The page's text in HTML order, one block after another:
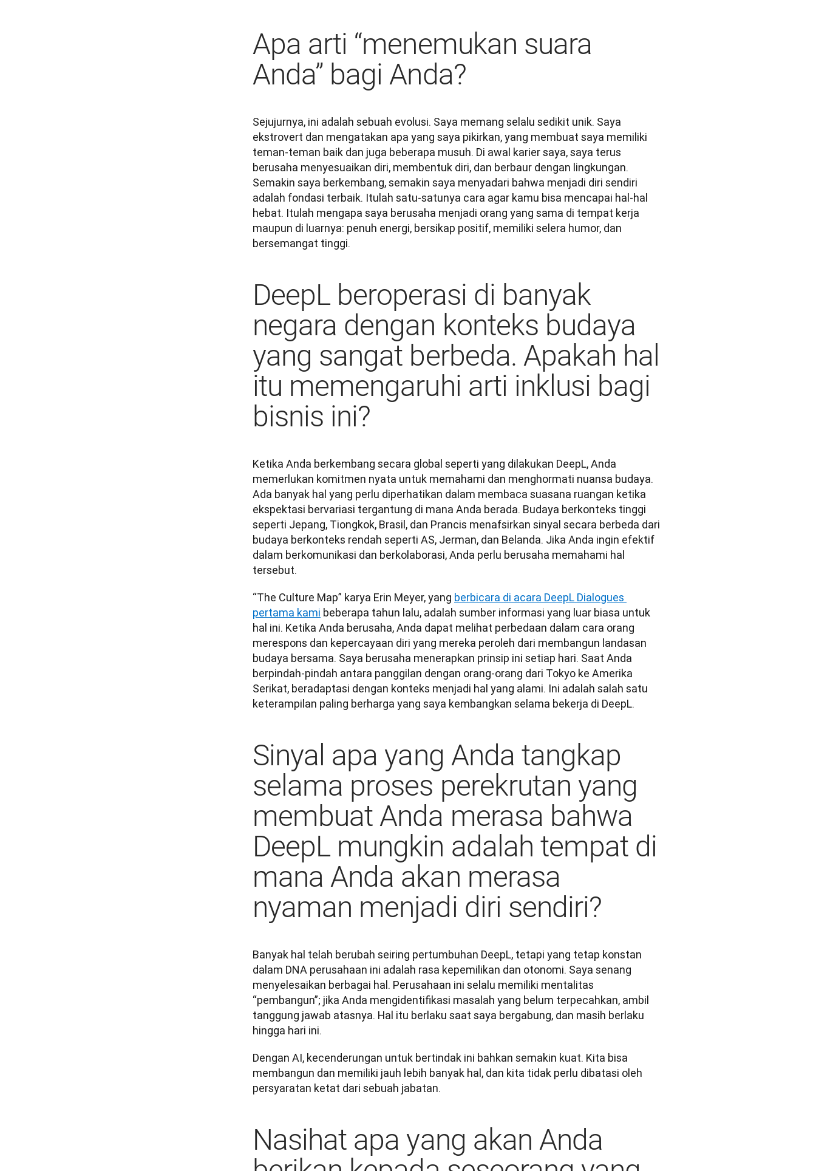
Apa arti “menemukan suara
Anda” bagi Anda?
Sejujurnya, ini adalah sebuah evolusi. Saya memang selalu sedikit unik. Saya
ekstrovert dan mengatakan apa yang saya pikirkan, yang membuat saya memiliki
teman-teman baik dan juga beberapa musuh. Di awal karier saya, saya terus
berusaha menyesuaikan diri, membentuk diri, dan berbaur dengan lingkungan.
Semakin saya berkembang, semakin saya menyadari bahwa menjadi diri sendiri
adalah fondasi terbaik. Itulah satu-satunya cara agar kamu bisa mencapai hal-hal
hebat. Itulah mengapa saya berusaha menjadi orang yang sama di tempat kerja
maupun di luarnya: penuh energi, bersikap positif, memiliki selera humor, dan
bersemangat tinggi.
DeepL beroperasi di banyak
negara dengan konteks budaya
yang sangat berbeda. Apakah hal
itu memengaruhi arti inklusi bagi
bisnis ini?
Ketika Anda berkembang secara global seperti yang dilakukan DeepL, Anda
memerlukan komitmen nyata untuk memahami dan menghormati nuansa budaya.
Ada banyak hal yang perlu diperhatikan dalam membaca suasana ruangan ketika
ekspektasi bervariasi tergantung di mana Anda berada. Budaya berkonteks tinggi
seperti Jepang, Tiongkok, Brasil, dan Prancis menafsirkan sinyal secara berbeda dari
budaya berkonteks rendah seperti AS, Jerman, dan Belanda. Jika Anda ingin efektif
dalam berkomunikasi dan berkolaborasi, Anda perlu berusaha memahami hal
tersebut.
“The Culture Map” karya Erin Meyer, yang berbicara di acara DeepL Dialogues
pertama kami beberapa tahun lalu, adalah sumber informasi yang luar biasa untuk
hal ini. Ketika Anda berusaha, Anda dapat melihat perbedaan dalam cara orang
merespons dan kepercayaan diri yang mereka peroleh dari membangun landasan
budaya bersama. Saya berusaha menerapkan prinsip ini setiap hari. Saat Anda
berpindah-pindah antara panggilan dengan orang-orang dari Tokyo ke Amerika
Serikat, beradaptasi dengan konteks menjadi hal yang alami. Ini adalah salah satu
keterampilan paling berharga yang saya kembangkan selama bekerja di DeepL.
Sinyal apa yang Anda tangkap
selama proses perekrutan yang
membuat Anda merasa bahwa
DeepL mungkin adalah tempat di
mana Anda akan merasa
nyaman menjadi diri sendiri?
Banyak hal telah berubah seiring pertumbuhan DeepL, tetapi yang tetap konstan
dalam DNA perusahaan ini adalah rasa kepemilikan dan otonomi. Saya senang
menyelesaikan berbagai hal. Perusahaan ini selalu memiliki mentalitas
“pembangun”; jika Anda mengidentifikasi masalah yang belum terpecahkan, ambil
tanggung jawab atasnya. Hal itu berlaku saat saya bergabung, dan masih berlaku
hingga hari ini.
Dengan AI, kecenderungan untuk bertindak ini bahkan semakin kuat. Kita bisa
membangun dan memiliki jauh lebih banyak hal, dan kita tidak perlu dibatasi oleh
persyaratan ketat dari sebuah jabatan.
Nasihat apa yang akan Anda